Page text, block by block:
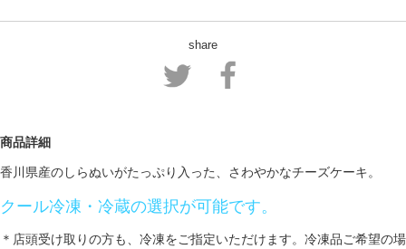
share
商品詳細
香川県産のしらぬいがたっぷり入った、さわやかなチーズケーキ。
クール冷凍・冷蔵の選択が可能です。
＊店頭受け取りの方も、冷凍をご指定いただけます。冷凍品ご希望の場